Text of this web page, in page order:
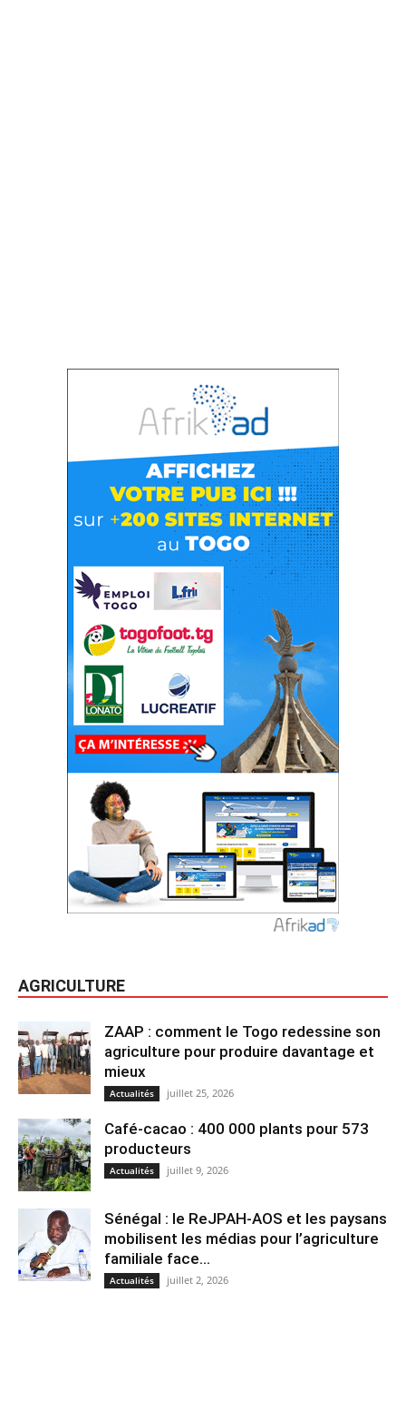
AGRICULTURE
ZAAP : comment le Togo redessine son
agriculture pour produire davantage et
mieux
Actualités juillet 25, 2026
Café-cacao : 400 000 plants pour 573
producteurs
Actualités juillet 9, 2026
Sénégal : le ReJPAH-AOS et les paysans
mobilisent les médias pour l’agriculture
familiale face...
Actualités juillet 2, 2026